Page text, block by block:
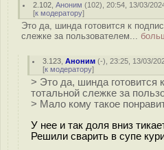
2.102 ,Аноним (102), 20:54, 13/03/
[к модератору]
Это да, шинда готовится к
слежке за пользователем...
3.123 ,Аноним (-), 23:25, 13/03/
[к модератору]
> Это да, шинда готовится
тотальной слежке за
> Мало кому такое
У нее и так доля вниз
Решили сварить в супе